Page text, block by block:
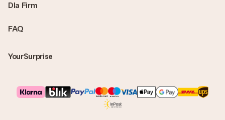
FAQ
YourSurprise
Dla Firm